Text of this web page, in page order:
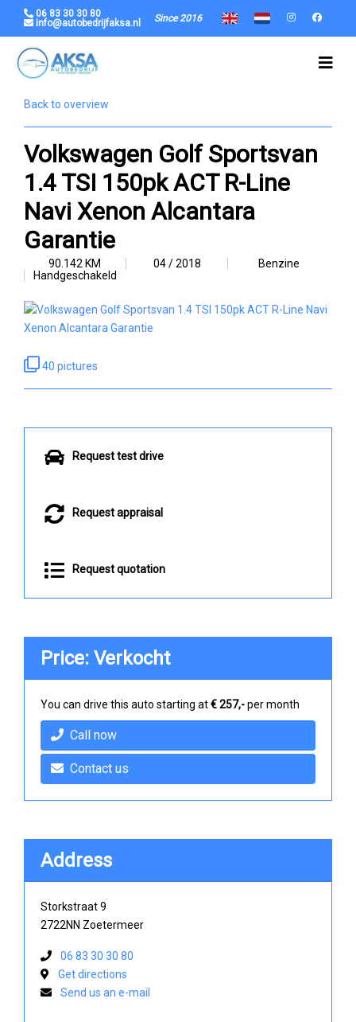
06 83 30 30 80
info@autobedrijfaksa.nl
Since 2016
Back to overview
Volkswagen Golf Sportsvan
1.4 TSI 150pk ACT R-Line
Navi Xenon Alcantara
Garantie
90.142 KM 04 / 2018
Benzine
Handgeschakeld
40 pictures
Request test drive
Request appraisal
Request quotation
Price: Verkocht
You can drive this auto starting at€ 257,-per month
Call now
Contact us
Address
Storkstraat 9
2722NN Zoetermeer
06 83 30 30 80
Get directions
Send us an e-mail